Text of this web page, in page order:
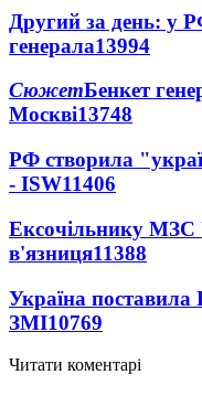
Другий за день: у
генерала13994
СюжетБенкет
Москві13748
РФ створила
- ISW11406
Ексочільнику МЗС
в'язниця11388
Україна
ЗМІ10769
Читати коментарі